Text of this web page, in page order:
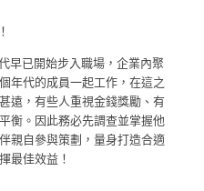
早已開始步入職場，企業內聚
年代的成員一起工作，在這之
遠，有些人重視金錢獎勵、有
衡。因此務必先調查並掌握他
親自參與策劃，量身打造合適
最佳效益！